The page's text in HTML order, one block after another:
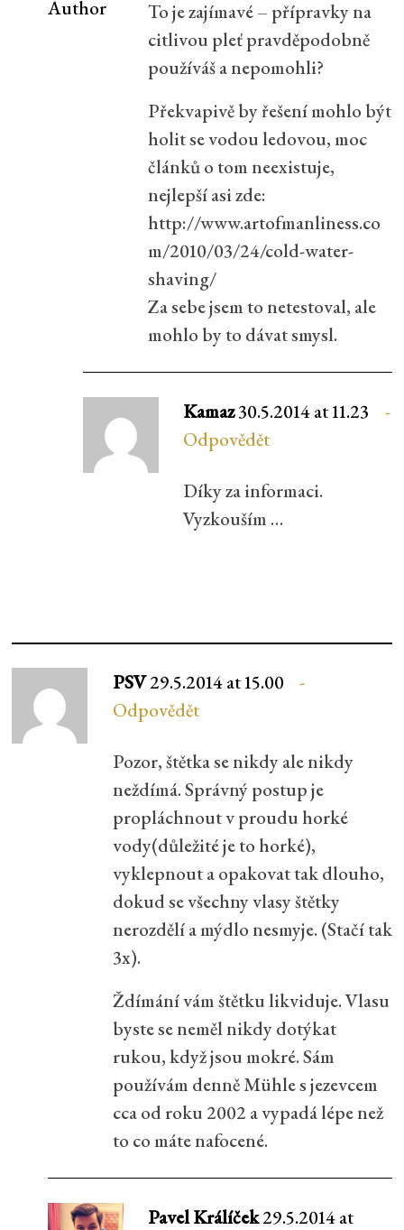
Author
To je zajímavé – přípravky na
citlivou pleť pravděpodobně
používáš a nepomohli?
Překvapivě by řešení mohlo být
holit se vodou ledovou, moc
článků o tom neexistuje,
nejlepší asi zde:
http://www.artofmanliness.co
m/2010/03/24/cold-water-
shaving/
Za sebe jsem to netestoval, ale
mohlo by to dávat smysl.
Kamaz30.5.2014 at 11.23
Odpovědět
Díky za informaci.
Vyzkouším …
PSV29.5.2014 at 15.00
Odpovědět
Pozor, štětka se nikdy ale nikdy
neždímá. Správný postup je
propláchnout v proudu horké
vody(důležité je to horké),
vyklepnout a opakovat tak dlouho,
dokud se všechny vlasy štětky
nerozdělí a mýdlo nesmyje. (Stačí tak
3x).
Ždímání vám štětku likviduje. Vlasu
byste se neměl nikdy dotýkat
rukou, když jsou mokré. Sám
používám denně Mühle s jezevcem
cca od roku 2002 a vypadá lépe než
to co máte nafocené.
Pavel Králíček29.5.2014 at